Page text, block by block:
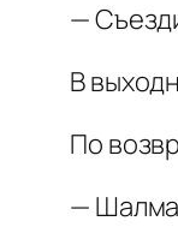
—
В
По
—